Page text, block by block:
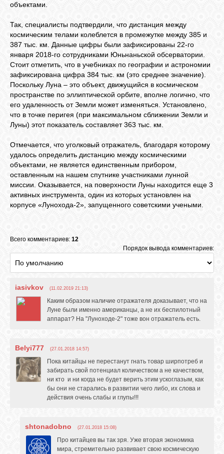
объектами.
Так, специалисты подтвердили, что дистанция между
космическим телами колеблется в промежутке между 385 и
387 тыс. км. Данные цифры были зафиксированы 22-го
января 2018-го сотрудниками Юньнаньской обсерватории.
Стоит отметить, что в учебниках по географии и астрономии
зафиксирована цифра 384 тыс. км (это среднее значение).
Поскольку Луна – это объект, движущийся в космическом
пространстве по эллиптической орбите, вполне логично, что
его удаленность от Земли может изменяться. Установлено,
что в точке перигея (при максимальном сближении Земли и
Луны) этот показатель составляет 363 тыс. км.
Отмечается, что уголковый отражатель, благодаря которому
удалось определить дистанцию между космическими
объектами, не является единственным прибором,
оставленным на нашем спутнике участниками лунной
миссии. Оказывается, на поверхности Луны находится еще 3
активных инструмента, один из которых установлен на
корпусе «Лунохода-2», запущенного советскими учеными.
Всего комментариев: 12
Порядок вывода комментариев:
iasivkov (11.02.2019 21:13)
Каким образом наличие отражателя доказывает, что на
Луне были именно американцы, а не их беспилотный
аппарат? На "Луноходе-2" тоже вон отражатель есть.
Belyi777 (27.01.2018 14:57)
Пока китайцы не перестанут гнать товар ширпотреб и
забирать свой потенциал количеством а не качеством,
ни кто и ни когда не будет верить этим ускоглазым, как
бы они не старались в развитии чего либо, их слова и
действия очень слабы и глупы!!!
shtonadobno (27.01.2018 15:08)
Про китайцев вы так зря. Уже вторая экономика
мира, стремительно развивает свою космическую